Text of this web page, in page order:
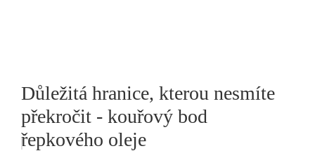
Důležitá hranice, kterou nesmíte
překročit - kouřový bod
řepkového oleje